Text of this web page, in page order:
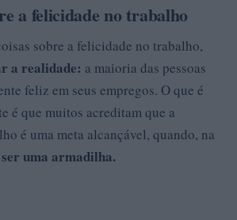
a felicidade no trabalho
sobre a felicidade no trabalho,
a realidade: a maioria das pessoas
feliz em seus empregos. O que é
é que muitos acreditam que a
é uma meta alcançável, quando, na
uma armadilha.